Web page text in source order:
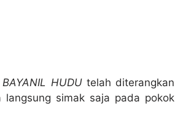
BAYANIL HUDUtelah diterangkan
langsung simak saja pada pokok